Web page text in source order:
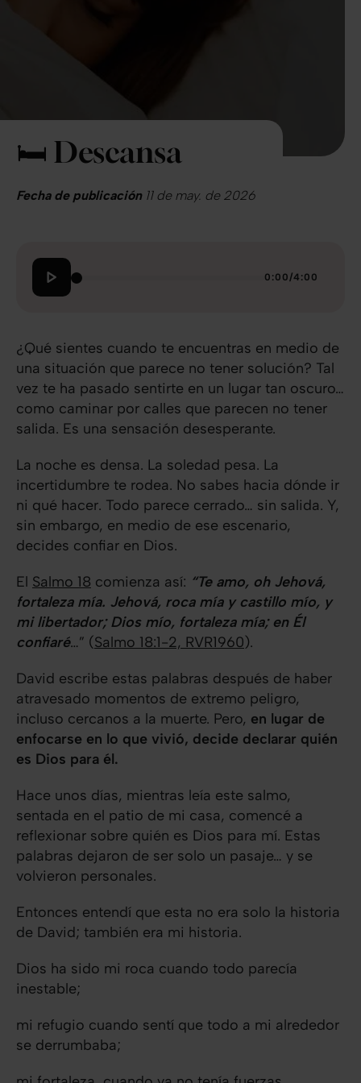
🛏️ Descansa
Fecha de publicación11 de may. de 2026
0:00 /4:00
¿Qué sientes cuando te encuentras en medio de
una situación que parece no tener solución? Tal
vez te ha pasado sentirte en un lugar tan oscuro…
como caminar por calles que parecen no tener
salida. Es una sensación desesperante.
La noche es densa. La soledad pesa. La
incertidumbre te rodea. No sabes hacia dónde ir
ni qué hacer. Todo parece cerrado… sin salida. Y,
sin embargo, en medio de ese escenario,
decides confiar en Dios.
El Salmo 18 comienza así: “Te amo, oh Jehová,
fortaleza mía. Jehová, roca mía y castillo mío, y
mi libertador; Dios mío, fortaleza mía; en Él
confiaré…” (Salmo 18:1-2, RVR1960).
David escribe estas palabras después de haber
atravesado momentos de extremo peligro,
incluso cercanos a la muerte. Pero, en lugar de
enfocarse en lo que vivió, decide declarar quién
es Dios para él.
Hace unos días, mientras leía este salmo,
sentada en el patio de mi casa, comencé a
reflexionar sobre quién es Dios para mí. Estas
palabras dejaron de ser solo un pasaje… y se
volvieron personales.
Entonces entendí que esta no era solo la historia
de David; también era mi historia.
Dios ha sido mi roca cuando todo parecía
inestable;
mi refugio cuando sentí que todo a mi alrededor
se derrumbaba;